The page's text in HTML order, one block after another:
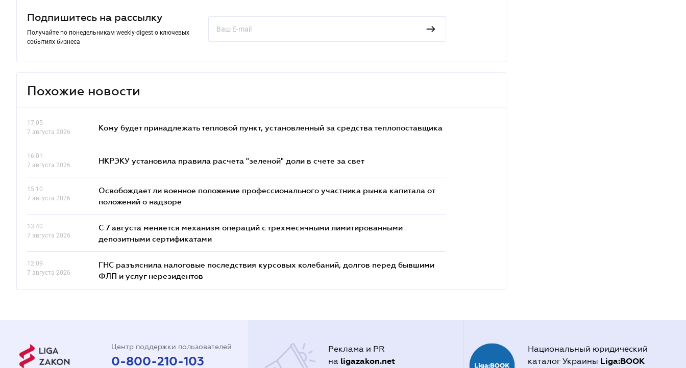
Подпишитесь на рассылку
Получайте по понедельникам weekly-digest о ключевых
событиях бизнеса
Похожие новости
17.05
7 августа 2026
Кому будет принадлежать тепловой пункт, установленный за средства теплопоставщика
16.01
7 августа 2026
НКРЭКУ установила правила расчета "зеленой" доли в счете за свет
15.10
7 августа 2026
Освобождает ли военное положение профессионального участника рынка капитала от
положений о надзоре
13.40
7 августа 2026
С 7 августа меняется механизм операций с трехмесячными лимитированными
депозитными сертификатами
12.09
7 августа 2026
ГНС разъяснила налоговые последствия курсовых колебаний, долгов перед бывшими
ФЛП и услуг нерезидентов
Центр поддержки пользователей
0-800-210-103
Реклама и PR
на ligazakon.net
Национальный юридический
каталог Украины Liga:BOOK